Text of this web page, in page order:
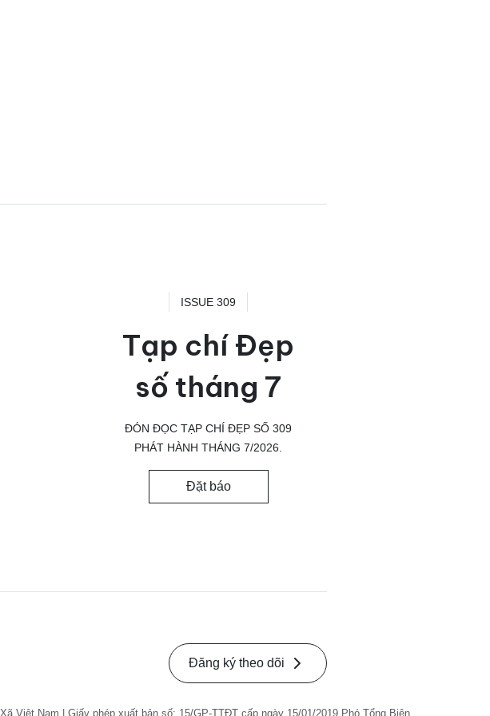
ISSUE 309
Tạp chí Đẹp
số tháng 7
ĐÓN ĐỌC TẠP CHÍ ĐẸP SỐ 309
PHÁT HÀNH THÁNG 7/2026.
Đặt báo
Đăng ký theo dõi
Việt Nam | Giấy phép xuất bản số: 15/GP-TTĐT cấp ngày 15/01/2019 Phó Tổng Biên